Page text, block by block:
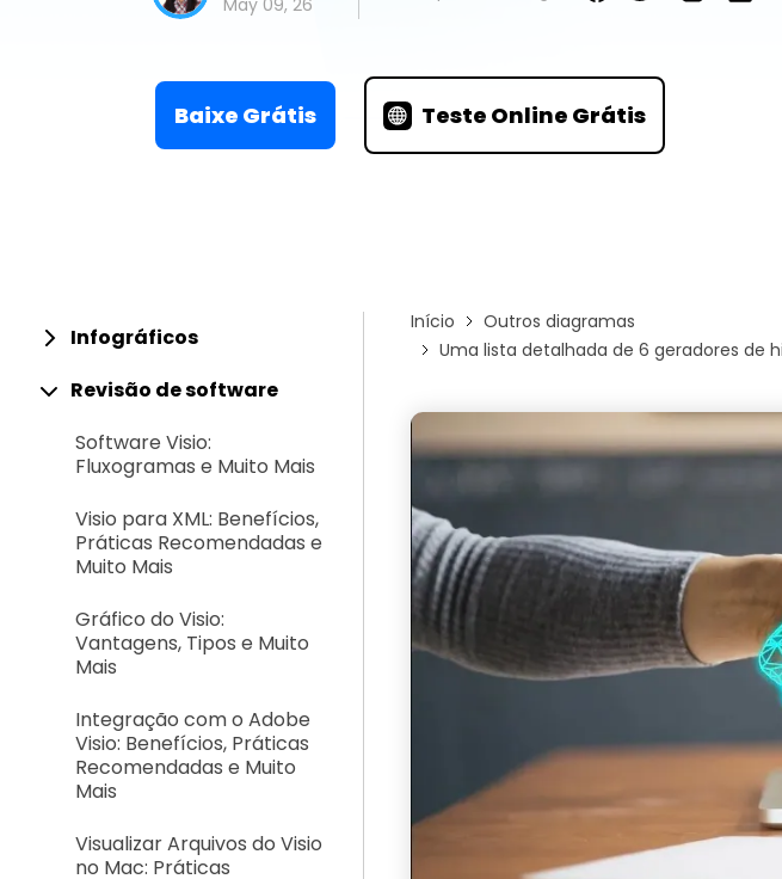
May 09, 26
Baixe Grátis Teste Online Grátis
Infográficos
Revisão de software
Software Visio:
Fluxogramas e Muito Mais
Visio para XML: Benefícios,
Práticas Recomendadas e
Muito Mais
Gráfico do Visio:
Vantagens, Tipos e Muito
Mais
Integração com o Adobe
Visio: Benefícios, Práticas
Recomendadas e Muito
Mais
Visualizar Arquivos do Visio
no Mac: Práticas
Início
Outros diagramas
Uma lista detalhada de 6 geradores de